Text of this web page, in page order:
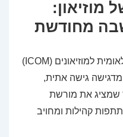
מחודשת
בשנת 2022 אימץ המועצה הבינלאומית למוזיאונים (ICOM)
גישה אתית,
שמציג את מורשת
קהילות ומחויב